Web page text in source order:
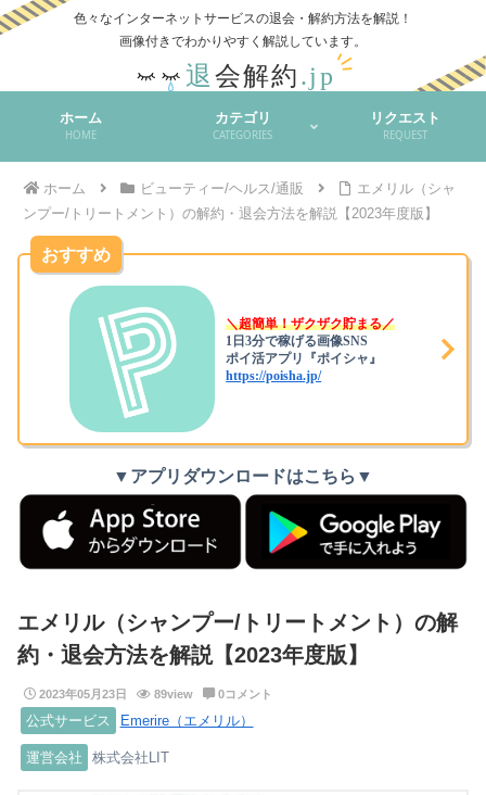
色々なインターネットサービスの退会・解約方法を解説！
ホーム
HOME
カテゴリ
CATEGORIES
リクエスト
REQUEST
ホーム ビューティー/ヘルス/通販
エメリル（シャ
ンプー/トリートメント）の解約・退会方法を解説【2023年度版】
おすすめ
＼超簡単！ザクザク貯まる／
1日3分で稼げる画像SNS
ポイ活アプリ『ポイシャ』
https://poisha.jp/
▼アプリダウンロードはこちら▼
エメリル（シャンプー/トリートメント）の解
約・退会方法を解説【2023年度版】
2023年05月23日 89view 0コメント
公式サービス Emerire（エメリル）
運営会社 株式会社LIT